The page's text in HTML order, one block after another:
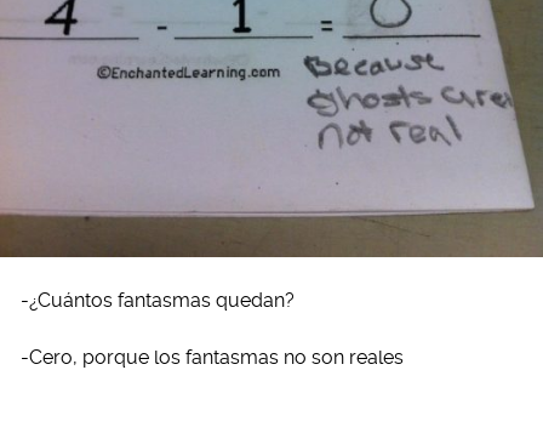
-¿Cuántos fantasmas quedan?
-Cero, porque los fantasmas no son reales